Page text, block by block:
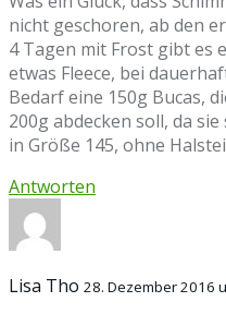
nicht geschoren, ab den
4 Tagen mit Frost gibt es
etwas Fleece, bei
Bedarf eine 150g Bucas,
200g abdecken soll, da
in Größe 145, ohne
Antworten
Lisa Tho 28. Dezember 2016